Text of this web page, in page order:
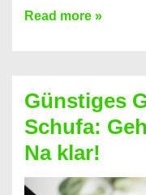
Kredit
dabei
profitieren
–
So
Read more »
Günstiges
Schufa:
Na klar!